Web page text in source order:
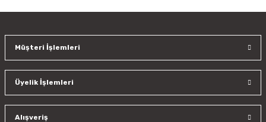
Ürün resmi kalitesiz, bozuk veya görüntülenemiyor.
Ürün bilgilerinde hatalar bulunuyor.
Bu ürüne benzer farklı alternatifler olmalı.
Müşteri İşlemleri
Üyelik İşlemleri
Alışveriş